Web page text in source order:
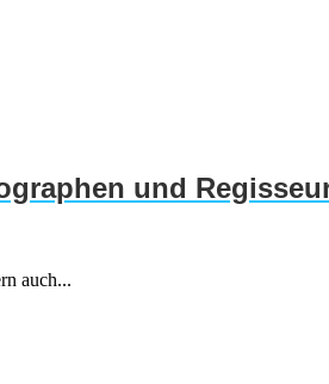
und
auch...